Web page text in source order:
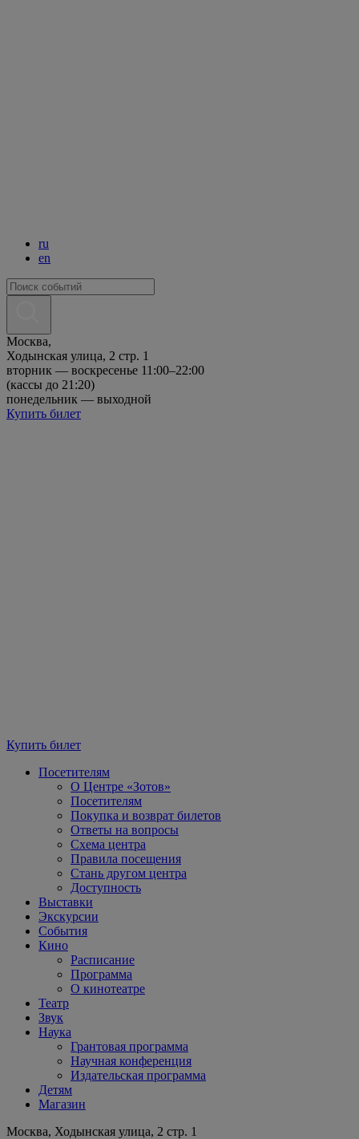
ru
en
Москва,
Ходынская улица, 2 стр. 1
вторник — воскресенье 11:00–22:00
(кассы до 21:20)
понедельник — выходной
Купить билет
Купить билет
Посетителям
О Центре «Зотов»
Посетителям
Покупка и возврат билетов
Ответы на вопросы
Схема центра
Правила посещения
Стань другом центра
Доступность
Выставки
Экскурсии
События
Кино
Расписание
Программа
О кинотеатре
Театр
Звук
Наука
Грантовая программа
Научная конференция
Издательская программа
Детям
Магазин
Москва, Ходынская улица, 2 стр. 1